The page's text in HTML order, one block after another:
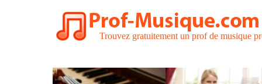
Trouvez gratuitement un prof de musique